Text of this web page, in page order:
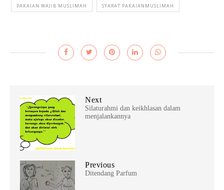
PAKAIAN WAJIB MUSLIMAH SYARAT PAKAIANMUSLIMAH
Next
Silaturahmi dan keikhlasan dalam
menjalankannya
Previous
Ditendang Parfum